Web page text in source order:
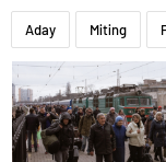
Aday Miting